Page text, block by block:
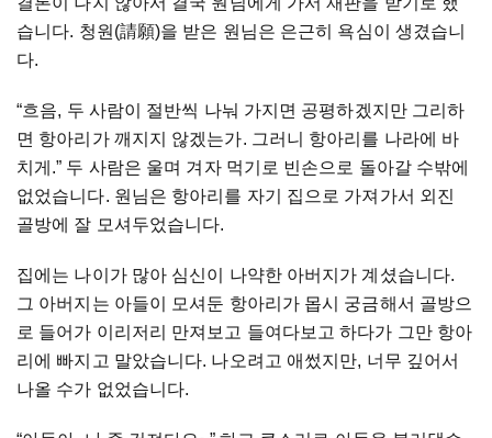
습니다. 청원(請願)을 받은 원님은 은근히 욕심이 생겼습니
다.
“흐음, 두 사람이 절반씩 나눠 가지면 공평하겠지만 그리하
면 항아리가 깨지지 않겠는가. 그러니 항아리를 나라에 바
치게.” 두 사람은 울며 겨자 먹기로 빈손으로 돌아갈 수밖에
없었습니다. 원님은 항아리를 자기 집으로 가져가서 외진
골방에 잘 모셔두었습니다.
집에는 나이가 많아 심신이 나약한 아버지가 계셨습니다.
그 아버지는 아들이 모셔둔 항아리가 몹시 궁금해서 골방으
로 들어가 이리저리 만져보고 들여다보고 하다가 그만 항아
리에 빠지고 말았습니다. 나오려고 애썼지만, 너무 깊어서
나올 수가 없었습니다.